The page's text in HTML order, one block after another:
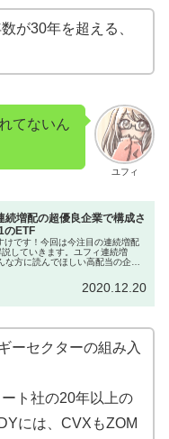
が30年を超える、
ユフィ
てないん
続増配の超優良企業で構成さ
のETF
けです！今回は今注目の連続増配
していきます。ユフィ連続増
方に読んでほしい高配当の企業
2020.12.20
ーセクターの組み入
ト社の20年以上の
には、CVXもZOM